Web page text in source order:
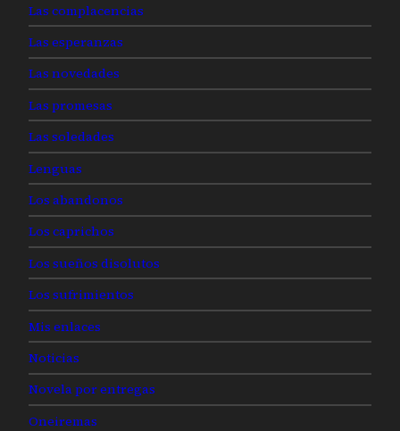
Las complacencias
Las esperanzas
Las novedades
Las promesas
Las soledades
Lenguas
Los abandonos
Los caprichos
Los sueños disolutos
Los sufrimientos
Mis enlaces
Noticias
Novela por entregas
Oneiremas